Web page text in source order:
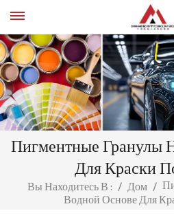
Пигментные Гранулы
Для Краски
Вы Находитесь В : / Дом /
Водной Основе Для